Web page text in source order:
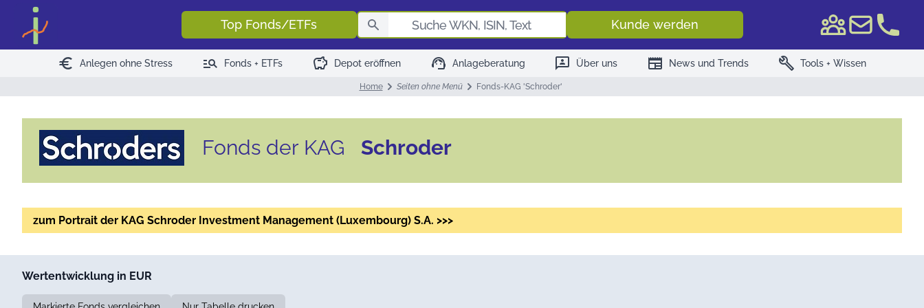
Top Fonds/ETFs Fondssuche WKN/ISIN
Kunde werden
euro Anlegen ohne Stress manage_search Fonds + ETFs savings Depot eröffnen support_agent Anlageberatung 3p Über uns newspaper News und Trends build Tools + Wissen
Home Seiten ohne Menü Fonds-KAG 'Schroder'
Fonds der KAG Schroder
zum Portrait der KAG Schroder Investment Management (Luxembourg) S.A. >>>
Wertentwicklung in EUR